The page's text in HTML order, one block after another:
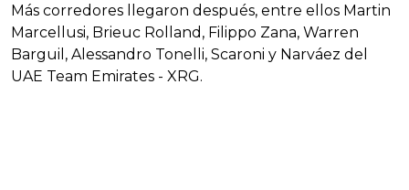
Más corredores llegaron después, entre ellos Martin
Marcellusi, Brieuc Rolland, Filippo Zana, Warren
Barguil, Alessandro Tonelli, Scaroni y Narváez del
UAE Team Emirates - XRG.